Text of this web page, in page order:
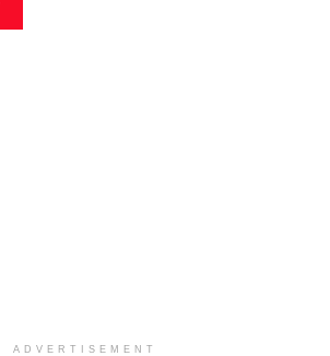
ADVERTISEMENT